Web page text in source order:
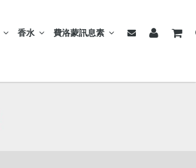
香水 費洛蒙訊息素